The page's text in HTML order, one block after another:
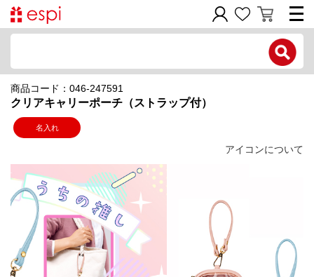
商品コード：046-247591
クリアキャリーポーチ（ストラップ付）
名入れ
アイコンについて
新規会員登録
ご利用ガイド
価格帯別
お問い合わせフォーム